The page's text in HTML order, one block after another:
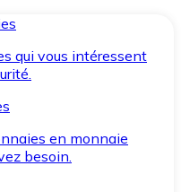
qui vous intéressent
en monnaie
besoin.